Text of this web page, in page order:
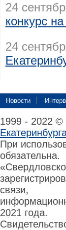
24
конкурс
24
Новости
1999 - 2022
При
обязательна.
связи,
2021 года.